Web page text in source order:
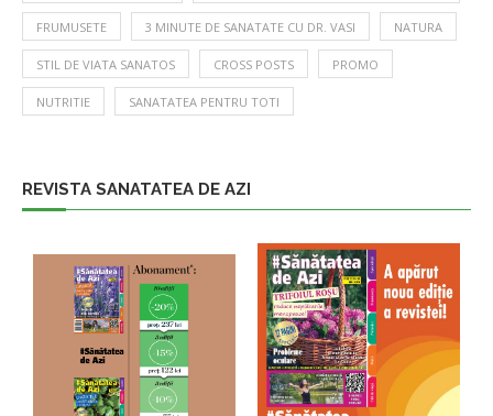
FRUMUSETE 3 MINUTE DE SANATATE CU DR. VASI NATURA
STIL DE VIATA SANATOS CROSS POSTS PROMO
NUTRITIE SANATATEA PENTRU TOTI
REVISTA SANATATEA DE AZI